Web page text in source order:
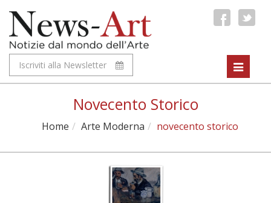
Iscriviti alla Newsletter
Toggle
Novecento Storico
Home Arte Moderna novecento storico